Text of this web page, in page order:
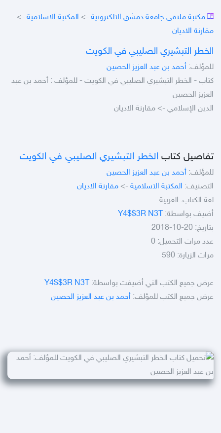
مكتبة ملتقى جامعة دمشق الالكترونية -> المكتبة الاسلامية ->
مقارنة الاديان
الخطر التبشيري الصليبي في الكويت
للمؤلف: أحمد بن عبد العزيز الحصين
كتاب - الخطر التبشيري الصليبي في الكويت - للمؤلف : أحمد بن عبد
العزيز الحصين
الدين الإسلامي -> مقارنة الاديان
تفاصيل كتاب الخطر التبشيري الصليبي في الكويت
للمؤلف: أحمد بن عبد العزيز الحصين
التصنيف: المكتبة الاسلامية -> مقارنة الاديان
لغة الكتاب: العربية
أضيف بواسطة: Y4$$3R N3T
بتاريخ: 20-10-2018
عدد مرات التحميل: 0
مرات الزيارة: 590
عرض جميع الكتب التي أضيفت بواسطة: Y4$$3R N3T
عرض جميع الكتب للمؤلف: أحمد بن عبد العزيز الحصين